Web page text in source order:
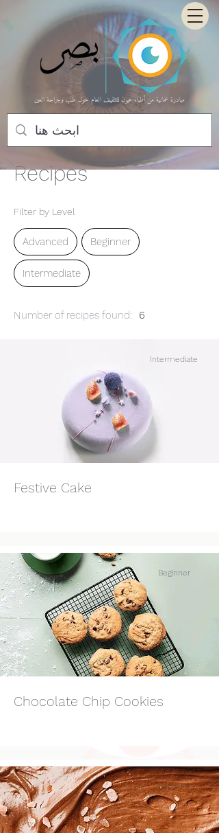
مبادرة عمانية من أطباء عيون للتثقيف العام حول طب وجراحة العين
Recipes
Filter by Level
Advanced Beginner
Intermediate
Number of recipes found: 6
Intermediate
Festive Cake
Beginner
Chocolate Chip Cookies
Beginner